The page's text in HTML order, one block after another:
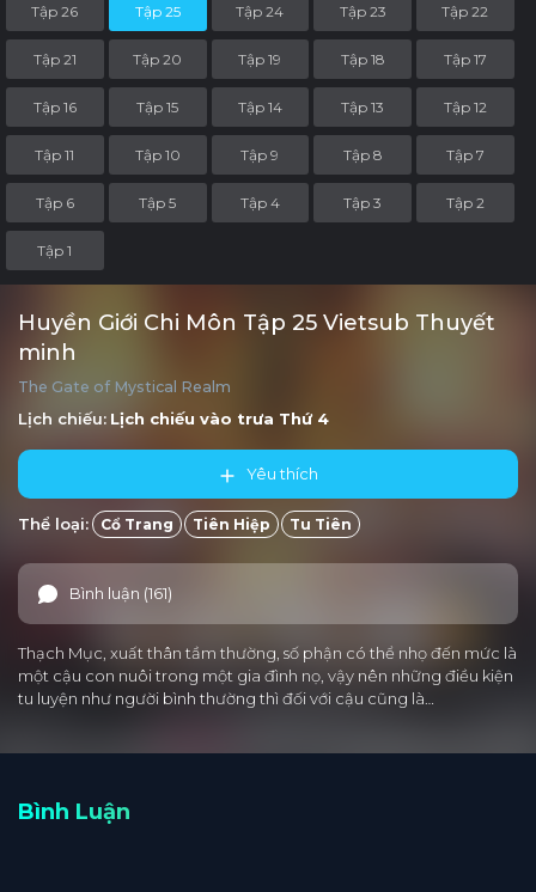
Tập 26 Tập 25 Tập 24 Tập 23 Tập 22
Tập 21 Tập 20 Tập 19 Tập 18 Tập 17
Tập 16 Tập 15 Tập 14 Tập 13 Tập 12
Tập 11 Tập 10 Tập 9 Tập 8 Tập 7
Tập 6 Tập 5 Tập 4 Tập 3 Tập 2
Tập 1
Huyền Giới Chi Môn Tập 25 Vietsub Thuyết
minh
The Gate of Mystical Realm
Lịch chiếu: Lịch chiếu vào trưa Thứ 4
Yêu thích
Thể loại: Cổ Trang Tiên Hiệp Tu Tiên
Bình luận (161)
Thạch Mục, xuất thân tầm thường, số phận có thể nhọ đến mức là
một cậu con nuôi trong một gia đình nọ, vậy nên những điều kiện
tu luyện như người bình thường thì đối với cậu cũng là…
Bình Luận